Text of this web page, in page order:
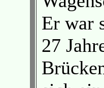
Er war
27